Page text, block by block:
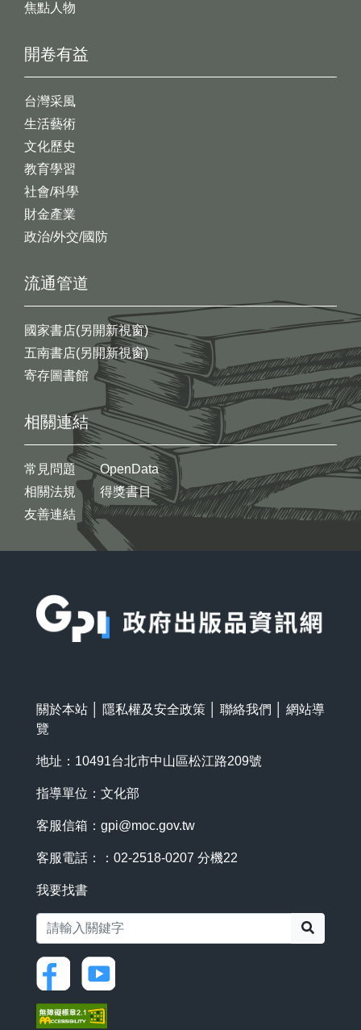
開卷有益
台灣采風
生活藝術
文化歷史
教育學習
社會/科學
財金產業
政治/外交/國防
焦點人物
流通管道
國家書店(另開新視窗)
五南書店(另開新視窗)
寄存圖書館
相關連結
常見問題
相關法規
友善連結
OpenData
得獎書目
關於本站 隱私權及安全政策 聯絡我們
網站導
覽
地址：10491台北市中山區松江路209號
指導單位：文化部
客服信箱： gpi@moc.gov.tw
客服電話：：02-2518-0207 分機22
我要找書